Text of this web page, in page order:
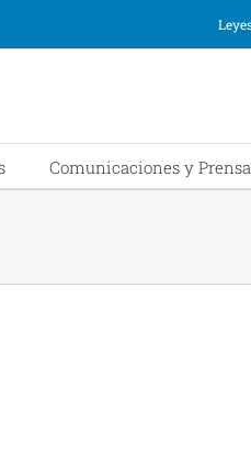
Comunicaciones y Prensa